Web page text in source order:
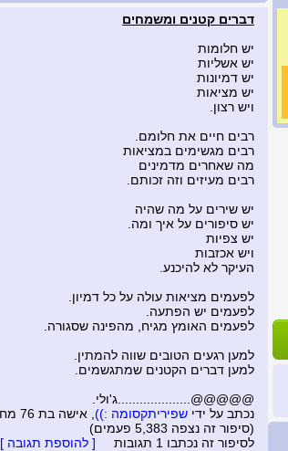
דברים קטנים ומשמחים
יש חלומות
יש אשליות
יש דמיונות
יש מציאות
ויש רצון.
רבים חיים את חלומם.
רבים מגשימים במציאות
מה שאחרים מדמינים
רבים מעיזים וזה זכותם.
יש שירים על מה שהיה
יש סיפורים על איך ומה.
יש צפיות
ויש אכזבות
העיקר לא להיכנע.
לפעמים מציאות עולה על כל דמיון.
לפעמים יש הפתעה.
לפעמים האומץ מגיח, מהפינה שסגורה.
למען רגעים הטובים שווה להמתין.
למען דברים הקטנים שמתגשמים.
@@@@@....................ג'ולי.
נכתב על ידי שפיריתקסומה :)) , אישה בת 76 מחולון, בתאריך 03/03/2011
(סיפור זה נצפה 5,383 פעמים)
לסיפור זה נכתבו 1 תגובות
[ להוספת תגובה ]